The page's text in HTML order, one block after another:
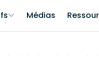
Médias